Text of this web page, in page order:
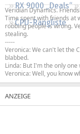
RX 9000 „Deals“
CPU-Rangliste
Veridian Dynamics.
Time spent with friends at
robbing people is wrong.
stealing.
-----
Veronica: We can't let the
blabbed.
Linda: But I'm the only
Veronica: Well, you know